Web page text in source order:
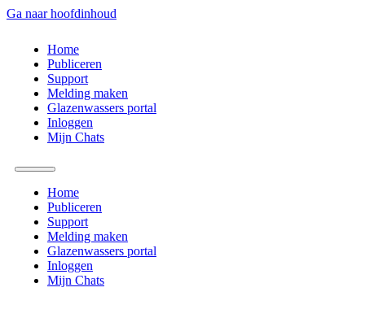
Ga naar hoofdinhoud
Home
Publiceren
Support
Melding maken
Glazenwassers portal
Inloggen
Mijn Chats
Home
Publiceren
Support
Melding maken
Glazenwassers portal
Inloggen
Mijn Chats